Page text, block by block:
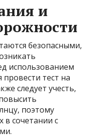
и
безопасными,
использованием
тест на
следует учесть,
поэтому
в сочетании с